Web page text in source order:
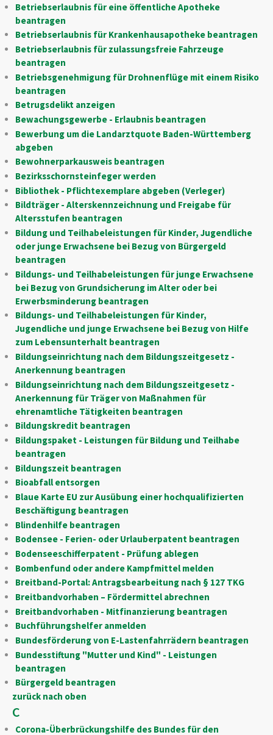
Betriebserlaubnis für eine öffentliche Apotheke
beantragen
Betriebserlaubnis für Krankenhausapotheke beantragen
Betriebserlaubnis für zulassungsfreie Fahrzeuge
beantragen
Betriebsgenehmigung für Drohnenflüge mit einem Risiko
beantragen
Betrugsdelikt anzeigen
Bewachungsgewerbe - Erlaubnis beantragen
Bewerbung um die Landarztquote Baden-Württemberg
abgeben
Bewohnerparkausweis beantragen
Bezirksschornsteinfeger werden
Bibliothek - Pflichtexemplare abgeben (Verleger)
Bildträger - Alterskennzeichnung und Freigabe für
Altersstufen beantragen
Bildung und Teilhabeleistungen für Kinder, Jugendliche
oder junge Erwachsene bei Bezug von Bürgergeld
beantragen
Bildungs- und Teilhabeleistungen für junge Erwachsene
bei Bezug von Grundsicherung im Alter oder bei
Erwerbsminderung beantragen
Bildungs- und Teilhabeleistungen für Kinder,
Jugendliche und junge Erwachsene bei Bezug von Hilfe
zum Lebensunterhalt beantragen
Bildungseinrichtung nach dem Bildungszeitgesetz -
Anerkennung beantragen
Bildungseinrichtung nach dem Bildungszeitgesetz -
Anerkennung für Träger von Maßnahmen für
ehrenamtliche Tätigkeiten beantragen
Bildungskredit beantragen
Bildungspaket - Leistungen für Bildung und Teilhabe
beantragen
Bildungszeit beantragen
Bioabfall entsorgen
Blaue Karte EU zur Ausübung einer hochqualifizierten
Beschäftigung beantragen
Blindenhilfe beantragen
Bodensee - Ferien- oder Urlauberpatent beantragen
Bodenseeschifferpatent - Prüfung ablegen
Bombenfund oder andere Kampfmittel melden
Breitband-Portal: Antragsbearbeitung nach § 127 TKG
Breitbandvorhaben – Fördermittel abrechnen
Breitbandvorhaben - Mitfinanzierung beantragen
Buchführungshelfer anmelden
Bundesförderung von E-Lastenfahrrädern beantragen
Bundesstiftung "Mutter und Kind" - Leistungen
beantragen
Bürgergeld beantragen
zurück nach oben
C
Corona-Überbrückungshilfe des Bundes für den